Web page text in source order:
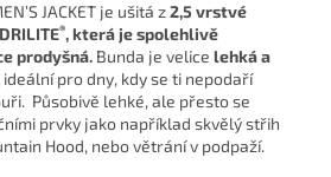
JACKET je ušitá z2,5 vrstvé
®, která je spolehlivě
prodyšná. Bunda je velice lehká a
ideální pro dny, kdy se ti nepodaří
Působivě lehké, ale přesto se
prvky jako například skvělý střih
Hood, nebo větrání v podpaží.